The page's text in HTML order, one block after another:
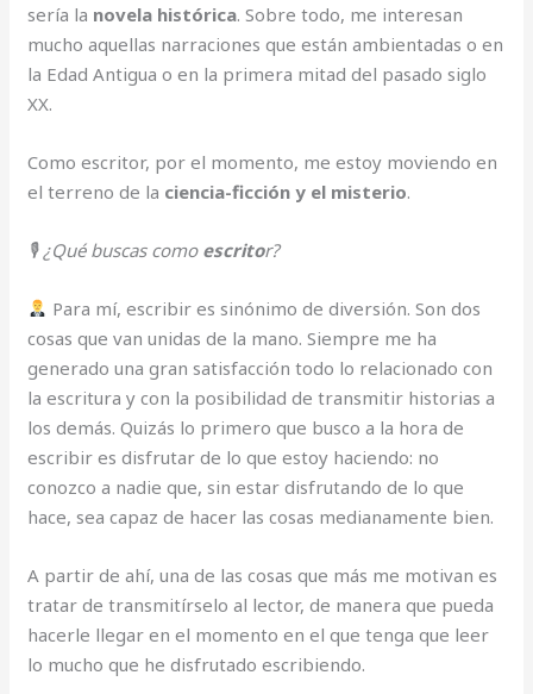
sería la novela histórica. Sobre todo, me interesan
mucho aquellas narraciones que están ambientadas o en
la Edad Antigua o en la primera mitad del pasado siglo
XX.
Como escritor, por el momento, me estoy moviendo en
el terreno de la ciencia-ficción y el misterio.
🎙 ¿Qué buscas como escritor?
Para mí, escribir es sinónimo de diversión. Son dos
cosas que van unidas de la mano. Siempre me ha
generado una gran satisfacción todo lo relacionado con
la escritura y con la posibilidad de transmitir historias a
los demás. Quizás lo primero que busco a la hora de
escribir es disfrutar de lo que estoy haciendo: no
conozco a nadie que, sin estar disfrutando de lo que
hace, sea capaz de hacer las cosas medianamente bien.
A partir de ahí, una de las cosas que más me motivan es
tratar de transmitírselo al lector, de manera que pueda
hacerle llegar en el momento en el que tenga que leer
lo mucho que he disfrutado escribiendo.